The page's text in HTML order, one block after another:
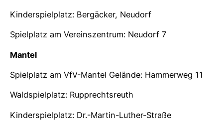
Kinderspielplatz: Bergäcker, Neudorf
Spielplatz am Vereinszentrum: Neudorf 7
Mantel
Spielplatz am VfV-Mantel Gelände: Hammerweg 11
Waldspielplatz: Rupprechtsreuth
Kinderspielplatz: Dr.-Martin-Luther-Straße